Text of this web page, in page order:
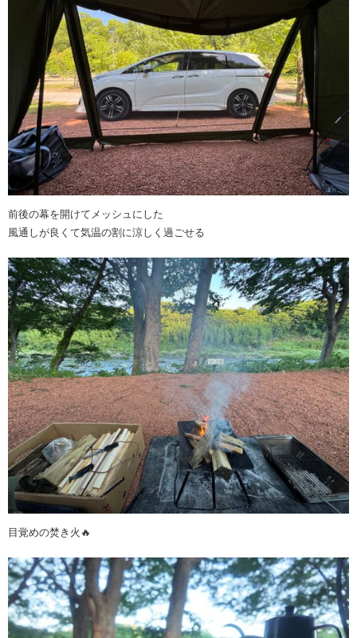
前後の幕を開けてメッシュにした
風通しが良くて気温の割に涼しく過ごせる
目覚めの焚き火🔥